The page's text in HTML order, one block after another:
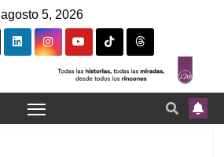
agosto 5, 2026